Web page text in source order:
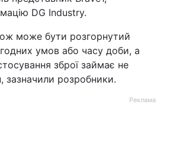
DG Industry.
може бути розгорнутий
умов або часу доби, а
зброї займає не
зазначили розробники.
Реклама